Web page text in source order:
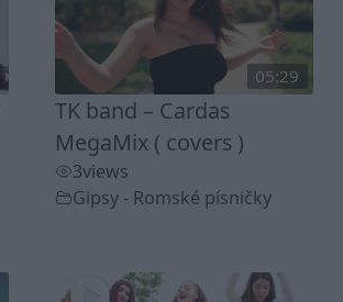
05:29
TK band – Cardas
MegaMix ( covers )
3views
Gipsy - Romské písničky